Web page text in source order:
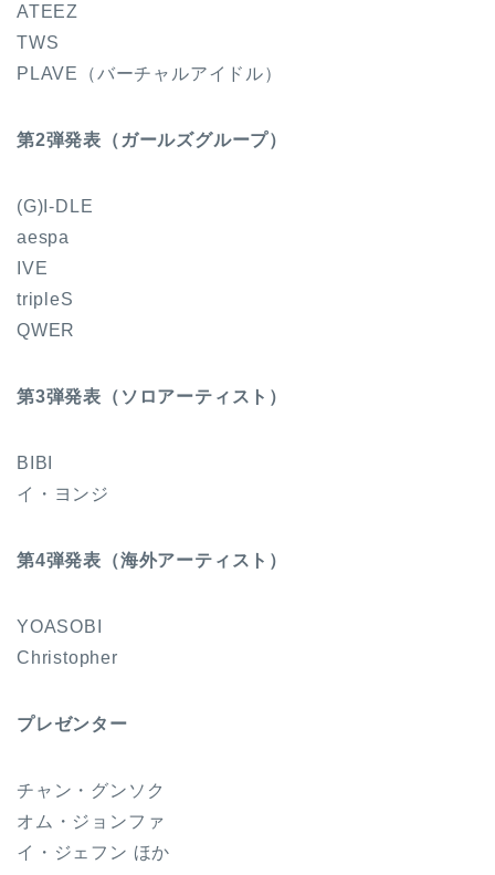
ATEEZ
TWS
PLAVE（バーチャルアイドル）
第2弾発表（ガールズグループ）
(G)I-DLE
aespa
IVE
tripleS
QWER
第3弾発表（ソロアーティスト）
BIBI
イ・ヨンジ
第4弾発表（海外アーティスト）
YOASOBI
Christopher
プレゼンター
チャン・グンソク
オム・ジョンファ
イ・ジェフン ほか